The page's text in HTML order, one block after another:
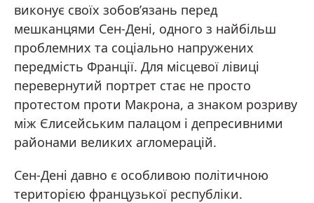
виконує своїх зобов’язань перед
мешканцями Сен-Дені, одного з найбільш
проблемних та соціально напружених
передмість Франції. Для місцевої лівиці
перевернутий портрет стає не просто
протестом проти Макрона, а знаком розриву
між Єлисейським палацом і депресивними
районами великих агломерацій.
Сен-Дені давно є особливою політичною
територією французької республіки.